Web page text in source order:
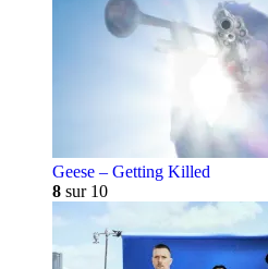
Geese – Getting Killed
8 sur 10